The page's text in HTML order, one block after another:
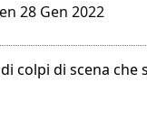
28 Gen 2022
colpi di scena che